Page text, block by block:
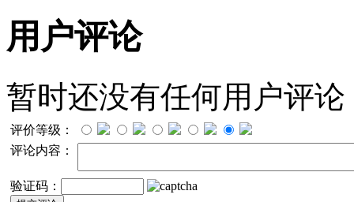
用户评论
暂时还没有任何用户评论
评价等级：
评论内容：
验证码：